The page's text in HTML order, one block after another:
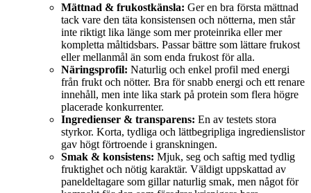
Mättnad & frukostkänsla: Ger en bra första mättnad
tack vare den täta konsistensen och nötterna, men står
inte riktigt lika länge som mer proteinrika eller mer
kompletta måltidsbars. Passar bättre som lättare frukost
eller mellanmål än som enda frukost för alla.
Näringsprofil: Naturlig och enkel profil med energi
från frukt och nötter. Bra för snabb energi och ett renare
innehåll, men inte lika stark på protein som flera högre
placerade konkurrenter.
Ingredienser & transparens: En av testets stora
styrkor. Korta, tydliga och lättbegripliga ingredienslistor
gav högt förtroende i granskningen.
Smak & konsistens: Mjuk, seg och saftig med tydlig
fruktighet och nötig karaktär. Väldigt uppskattad av
paneldeltagare som gillar naturlig smak, men något för